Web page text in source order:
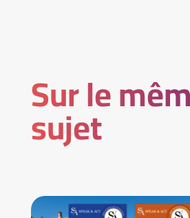
Sur le
sujet